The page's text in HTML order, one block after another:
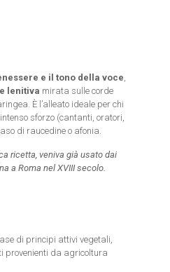
e il tono della voce,
lenitiva mirata sulle corde
È l’alleato ideale per chi
sforzo (cantanti, oratori,
di raucedine o afonia.
ricetta, veniva già usato dai
a Roma nel XVIII secolo.
di principi attivi vegetali,
provenienti da agricoltura